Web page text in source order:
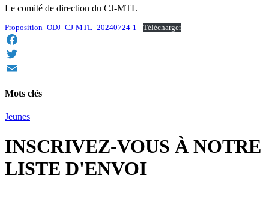
Le comité de direction du CJ-MTL
Proposition_ODJ_CJ-MTL_20240724-1 Télécharger
Facebook
Twitter
Mots clés
Jeunes
INSCRIVEZ-VOUS À NOTRE
LISTE D'ENVOI